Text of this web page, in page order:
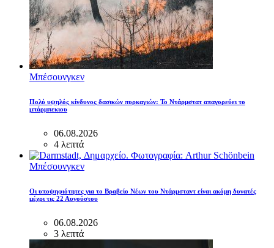
Μπέσουνγκεν
Πολύ υψηλός κίνδυνος δασικών πυρκαγιών: Το Ντάρμστατ απαγορεύει το
μπάρμπεκιου
06.08.2026
4 λεπτά
Μπέσουνγκεν
Οι υποψηφιότητες για το Βραβείο Νέων του Ντάρμσταντ είναι ακόμη δυνατές
μέχρι τις 22 Αυγούστου
06.08.2026
3 λεπτά